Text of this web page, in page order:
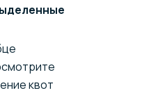
квот